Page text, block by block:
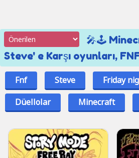
🎤🕹️
Steve' e Karşı oyunları, FNF
Fnf Steve
Friday
Düellolar
Minecraft